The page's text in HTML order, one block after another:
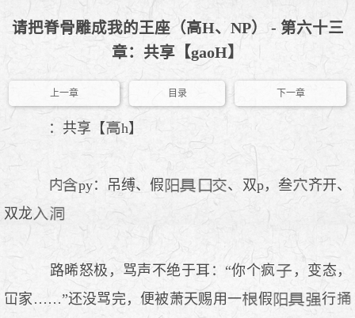
请把脊骨雕成我的王座（高H、NP） - 第六十三
章：共享【gaoH】
上一章 目录 下一章
：共享【 h】
py：吊缚、假 、双p，叁
齐开、
双龙
路晞怒极，骂声不绝于耳：“你个疯
，变态，
冚家……”还没骂完，便被萧天赐用一
假
行